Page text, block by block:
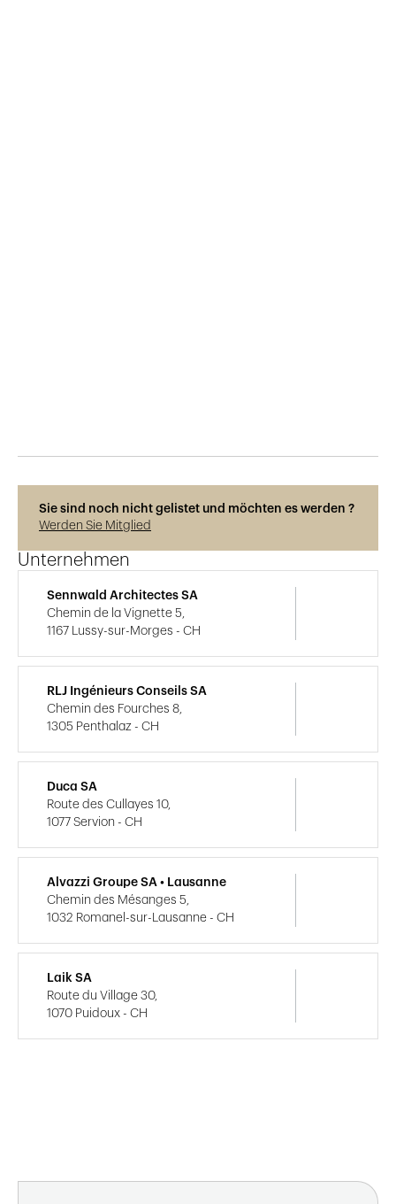
Sie sind noch nicht gelistet und möchten es werden ?
Werden Sie Mitglied
Unternehmen
Sennwald Architectes SA
Chemin de la Vignette 5,
1167 Lussy-sur-Morges - CH
RLJ Ingénieurs Conseils SA
Chemin des Fourches 8,
1305 Penthalaz - CH
Duca SA
Route des Cullayes 10,
1077 Servion - CH
Alvazzi Groupe SA • Lausanne
Chemin des Mésanges 5,
1032 Romanel-sur-Lausanne - CH
Laik SA
Route du Village 30,
1070 Puidoux - CH